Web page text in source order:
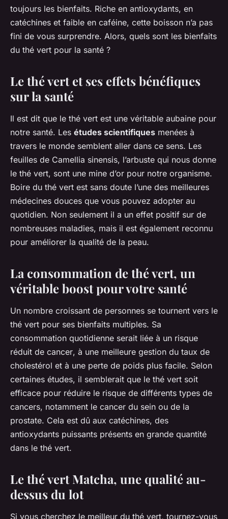
toujours les bienfaits. Riche en antioxydants, en
catéchines et faible en caféine, cette boisson n’a pas
fini de vous surprendre. Alors, quels sont les bienfaits
du thé vert pour la santé ?
Le thé vert et ses effets bénéfiques
sur la santé
Il est dit que le thé vert est une véritable aubaine pour
notre santé. Les études scientifiques menées à
travers le monde semblent aller dans ce sens. Les
feuilles de Camellia sinensis, l’arbuste qui nous donne
le thé vert, sont une mine d’or pour notre organisme.
Boire du thé vert est sans doute l’une des meilleures
médecines douces que vous pouvez adopter au
quotidien. Non seulement il a un effet positif sur de
nombreuses maladies, mais il est également reconnu
pour améliorer la qualité de la peau.
La consommation de thé vert, un
véritable boost pour votre santé
Un nombre croissant de personnes se tournent vers le
thé vert pour ses bienfaits multiples. Sa
consommation quotidienne serait liée à un risque
réduit de cancer, à une meilleure gestion du taux de
cholestérol et à une perte de poids plus facile. Selon
certaines études, il semblerait que le thé vert soit
efficace pour réduire le risque de différents types de
cancers, notamment le cancer du sein ou de la
prostate. Cela est dû aux catéchines, des
antioxydants puissants présents en grande quantité
dans le thé vert.
Le thé vert Matcha, une qualité au-
dessus du lot
Si vous cherchez le meilleur du thé vert, tournez-vous